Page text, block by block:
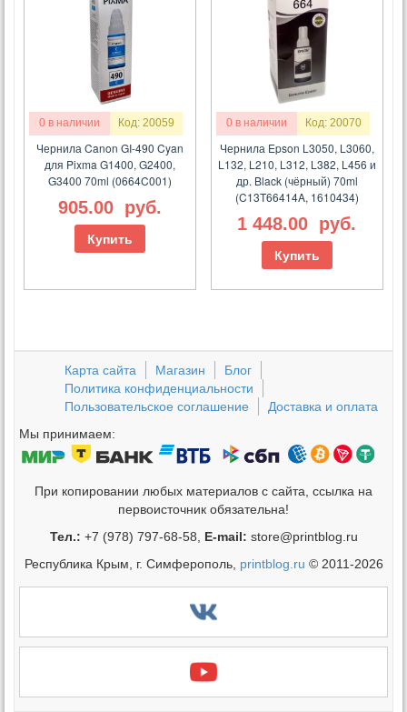
0 в наличии Код: 20059
Чернила Canon GI-490 Cyan
для Pixma G1400, G2400,
G3400 70ml (0664C001)
905.00 руб.
Купить
0 в наличии Код: 20070
Чернила Epson L3050, L3060,
L132, L210, L312, L382, L456 и
др. Black (чёрный) 70ml
(C13T66414A, 1610434)
1 448.00 руб.
Купить
Карта сайта Магазин
Блог
Политика конфиденциальности
Пользовательское соглашение
Доставка и оплата
Мы принимаем:
При копировании любых материалов с сайта, ссылка на
первоисточник обязательна!
Тел.: +7 (978) 797-68-58, E-mail: store@printblog.ru
Республика Крым, г. Симферополь, printblog.ru © 2011-2026